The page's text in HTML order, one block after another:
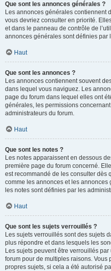
Que sont les annonces générales ?
Les annonces générales contiennent
vous devriez consulter en priorité.
et dans le panneau de contrôle de
annonces générales sont définies par
Haut
Que sont les annonces ?
Les annonces contiennent souvent
dans lequel vous naviguez. Les
page du forum dans lequel elles ont
générales, les permissions
administrateurs du forum.
Haut
Que sont les notes ?
Les notes apparaissent en dessous
première page du forum concerné.
est recommandé de les consulter dès
comme les annonces et les
les notes sont définies par les
Haut
Que sont les sujets verrouillés ?
Les sujets verrouillés sont des sujets
plus répondre et dans lesquels les
Les sujets peuvent être verrouillés
forum pour de multiples raisons.
propres sujets, si cela a été autorisé